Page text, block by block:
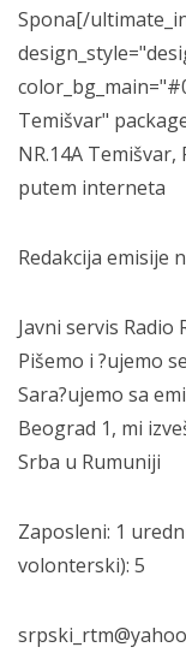
Spona[/
Temišvar"
NR.14A Temišvar,
putem interneta
Redakcija emisije
Javni servis Radio
Pišemo i ?ujemo
Sara?ujemo sa
Beograd 1, mi
Srba u Rumuniji
Zaposleni: 1
volonterski): 5